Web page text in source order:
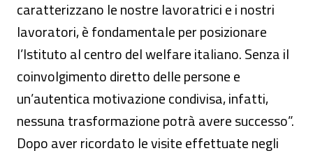
caratterizzano le nostre lavoratrici e i nostri
lavoratori, è fondamentale per posizionare
l’Istituto al centro del welfare italiano. Senza il
coinvolgimento diretto delle persone e
un’autentica motivazione condivisa, infatti,
nessuna trasformazione potrà avere successo”.
Dopo aver ricordato le visite effettuate negli